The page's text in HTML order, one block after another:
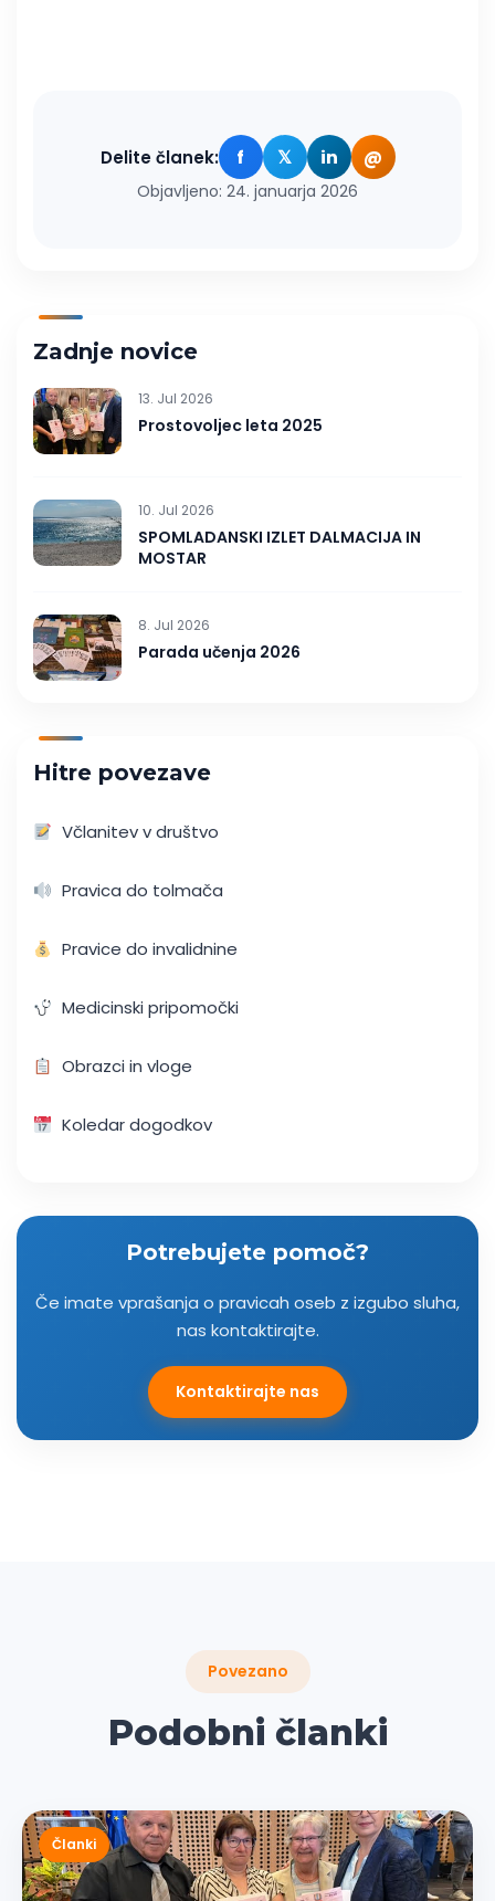
Delite članek: f 𝕏 in @
Objavljeno: 24. januarja 2026
Zadnje novice
13. Jul 2026
Prostovoljec leta 2025
10. Jul 2026
SPOMLADANSKI IZLET DALMACIJA IN
MOSTAR
8. Jul 2026
Parada učenja 2026
Hitre povezave
Včlanitev v društvo
Pravica do tolmača
Pravice do invalidnine
Medicinski pripomočki
Obrazci in vloge
Koledar dogodkov
Potrebujete pomoč?
Če imate vprašanja o pravicah oseb z izgubo sluha,
nas kontaktirajte.
Kontaktirajte nas
Povezano
Podobni članki
Članki